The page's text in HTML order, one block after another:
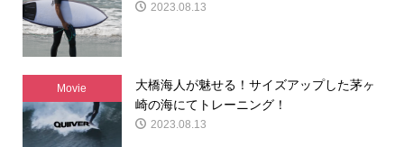
2023.08.13
Movie
大橋海人が魅せる！サイズアップした茅ヶ
崎の海にてトレーニング！
2023.08.13